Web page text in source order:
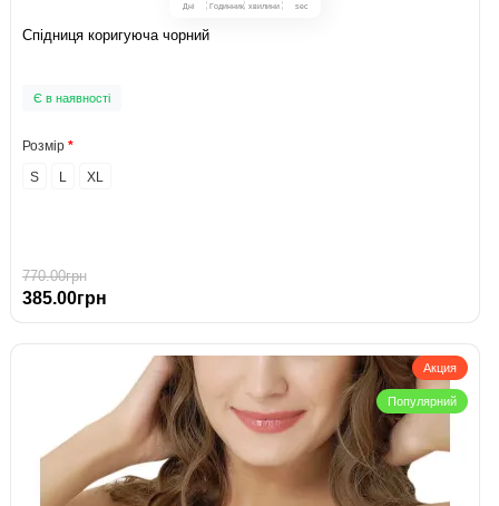
Дні Годинник хвилини sec
Спідниця коригуюча чорний
Є в наявності
Розмір
S
L XL
770.00грн
385.00грн
Акция
Популярний